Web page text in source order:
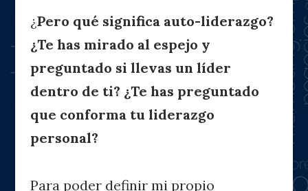
¿Pero qué significa auto-liderazgo?
¿Te has mirado al espejo y
preguntado si llevas un líder
dentro de ti? ¿Te has preguntado
que conforma tu liderazgo
personal?
Para poder definir mi propio